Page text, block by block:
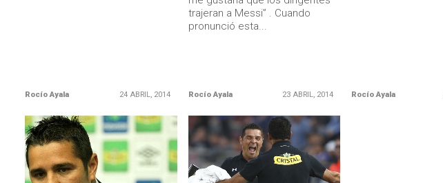
Rocío Ayala 24 ABRIL, 2014
trajeran a Messi” . Cuando
pronunció esta...
Rocío Ayala 23 ABRIL, 2014 Rocío Ayala
LEER MÁS LEER MÁS